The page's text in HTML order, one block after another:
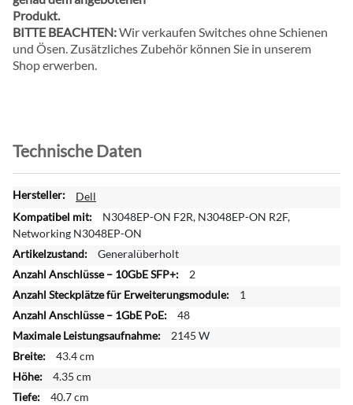
Produkt.
BITTE BEACHTEN:Wir verkaufen Switches ohne Schienen
und Ösen. Zusätzliches Zubehör können Sie in unserem
Shop erwerben.
Technische Daten
W
e
i
e
r
e
f
o
r
m
Dell
N3048EP-ON F2R, N3048EP-ON R2F,
Networking N3048EP-ON
Generalüberholt
2
1
48
2145 W
43.4 cm
4.35 cm
40.7 cm